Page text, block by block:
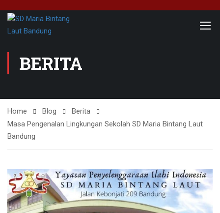
BERITA
Home Blog
Berita
Masa Pengenalan Lingkungan Sekolah SD Maria Bintang Laut
Bandung